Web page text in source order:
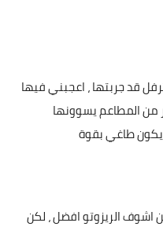
قد جربتها ، اعجبني فيها
من المطاعم يسوونها
يكون طاغي بقوة
اشوف الريزوتو افضل ، لكن